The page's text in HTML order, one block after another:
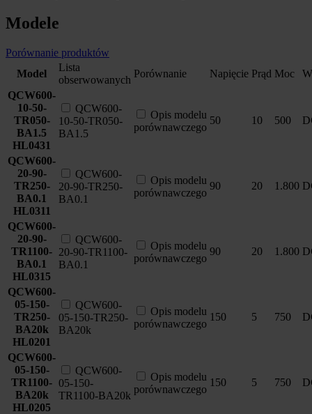
Modele
Porównanie produktów
Model
Lista
obserwowanych
Porównanie Napięcie Prąd Moc
QCW600-
10-50-
TR050-
BA1.5
HL0431
QCW600-
10-50-TR050-
BA1.5
Opis modelu
porównawczego
50 10 500
QCW600-
20-90-
TR250-
BA0.1
HL0311
QCW600-
20-90-TR250-
BA0.1
Opis modelu
porównawczego
90 20 1.800
QCW600-
20-90-
TR1100-
BA0.1
HL0315
QCW600-
20-90-TR1100-
BA0.1
Opis modelu
porównawczego
90 20 1.800
QCW600-
05-150-
TR250-
BA20k
HL0201
QCW600-
05-150-TR250-
BA20k
Opis modelu
porównawczego
150 5 750
QCW600-
05-150-
TR1100-
BA20k
HL0205
QCW600-
05-150-
TR1100-BA20k
Opis modelu
porównawczego
150 5 750